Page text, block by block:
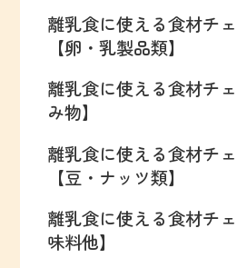
離乳食に使える食材チ
【卵・乳製品類】
離乳食に使える食材チ
み物】
離乳食に使える食材チ
【豆・ナッツ類】
離乳食に使える食材チ
味料他】